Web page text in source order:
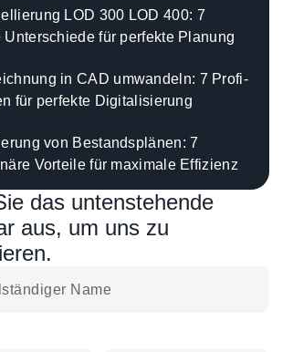
LOD 300 LOD 400: 7
Unterschiede für perfekte Planung
in CAD umwandeln: 7 Profi-
für perfekte Digitalisierung
von Bestandsplänen: 7
Vorteile für maximale Effizienz
das untenstehende
aus, um uns zu